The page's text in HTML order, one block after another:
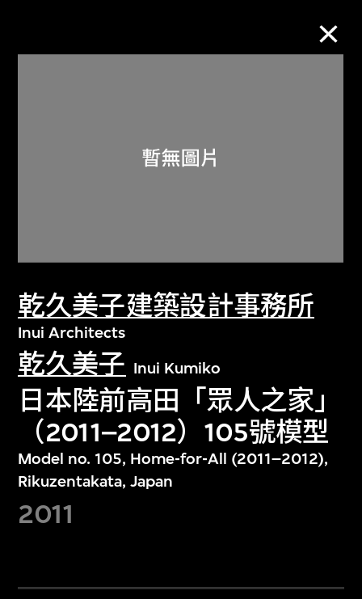
乾久美子建築設計事務所
Inui Architects
乾久美子 Inui Kumiko
日本陸前高田「眾人之家」
（2011–2012）105號模型
Model no. 105, Home-for-All (2011–2012),
Rikuzentakata, Japan
2011
關於M+藏品
探索世界頂級的二十及二十一世紀視覺
文化藏品。